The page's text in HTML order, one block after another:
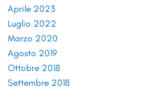
Aprile 2023
Luglio 2022
Marzo 2020
Agosto 2019
Ottobre 2018
Settembre 2018